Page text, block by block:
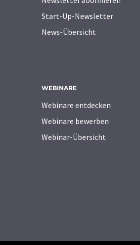
Start-Up-Newsletter
News-Übersicht
WEBINARE
Webinare entdecken
Webinare bewerben
Webinar-Übersicht